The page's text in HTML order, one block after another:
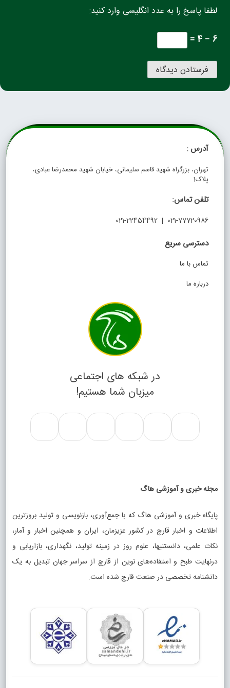
لطفا پاسخ را به عدد انگلیسی وارد کنید:
6 − 4 =
آدرس :
تهران، بزرگراه شهید قاسم سلیمانی، خیابان شهید محمدرضا عبادی،
پلاک1
تلفن تماس:
021-77720986 | 021-22454492
دسترسی سریع
تماس با ما
درباره ما
در شبکه های اجتماعی
میزبان شما هستیم!
مجله خبری و آموزشی هاگ
پایگاه خبری و آموزشی هاگ که با جمع‌آوری، بازنویسی و تولید بروزترین
اطلاعات و اخبار قارچ در کشور عزیزمان، ایران و همچنین اخبار و آمار،
نکات علمی، دانستنیها، علوم روز در زمینه تولید، نگهداری، بازاریابی و
درنهایت طبخ و استفاده‌های نوین از قارچ از سراسر جهان تبدیل به یک
دانشنامه تخصصی در صنعت قارچ شده است.